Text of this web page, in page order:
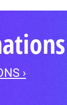
›